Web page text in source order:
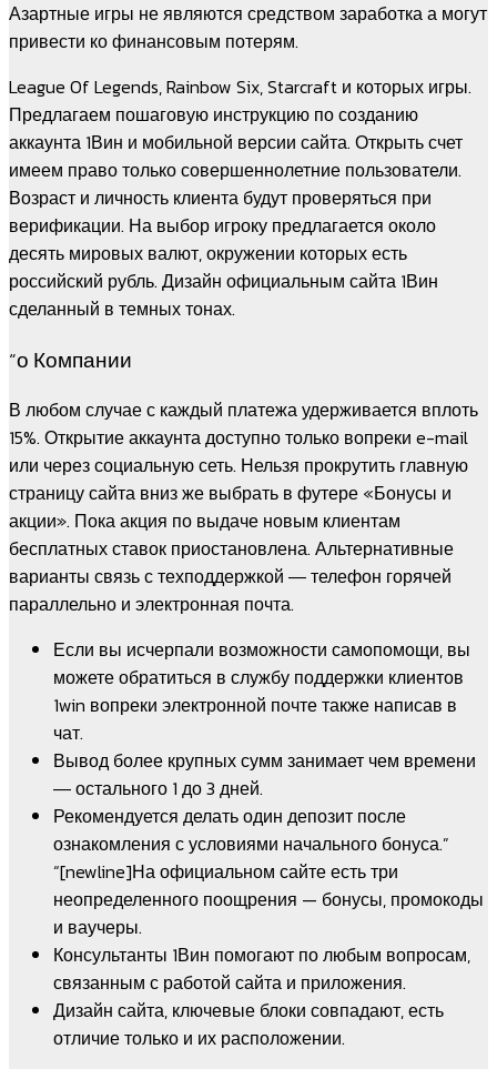
Азартные игры не являются средством заработка а могут
привести ко финансовым потерям.
League Of Legends, Rainbow Six, Starcraft и которых игры.
Предлагаем пошаговую инструкцию по созданию
аккаунта 1Вин и мобильной версии сайта. Открыть счет
имеем право только совершеннолетние пользователи.
Возраст и личность клиента будут проверяться при
верификации. На выбор игроку предлагается около
десять мировых валют, окружении которых есть
российский рубль. Дизайн официальным сайта 1Вин
сделанный в темных тонах.
“о Компании
В любом случае с каждый платежа удерживается вплоть
15%. Открытие аккаунта доступно только вопреки e-mail
или через социальную сеть. Нельзя прокрутить главную
страницу сайта вниз же выбрать в футере «Бонусы и
акции». Пока акция по выдаче новым клиентам
бесплатных ставок приостановлена. Альтернативные
варианты связь с техподдержкой ― телефон горячей
параллельно и электронная почта.
Если вы исчерпали возможности самопомощи, вы
можете обратиться в службу поддержки клиентов
1win вопреки электронной почте также написав в
чат.
Вывод более крупных сумм занимает чем времени
― остального 1 до 3 дней.
Рекомендуется делать один депозит после
ознакомления с условиями начального бонуса.”
“[newline]На официальном сайте есть три
неопределенного поощрения — бонусы, промокоды
и ваучеры.
Консультанты 1Вин помогают по любым вопросам,
связанным с работой сайта и приложения.
Дизайн сайта, ключевые блоки совпадают, есть
отличие только и их расположении.